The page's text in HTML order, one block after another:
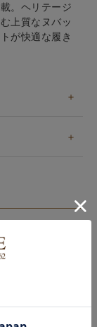
。ヘリテージ
上質なヌバッ
が快適な履き